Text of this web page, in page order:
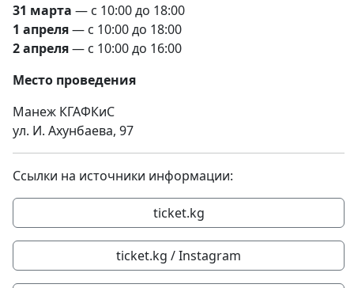
31 марта — с 10:00 до 18:00
1 апреля— с 10:00 до 18:00
2 апреля— с 10:00 до 16:00
Место проведения
Манеж КГАФКиС
ул. И. Ахунбаева, 97
Ссылки на источники информации:
ticket.kg
ticket.kg / Instagram